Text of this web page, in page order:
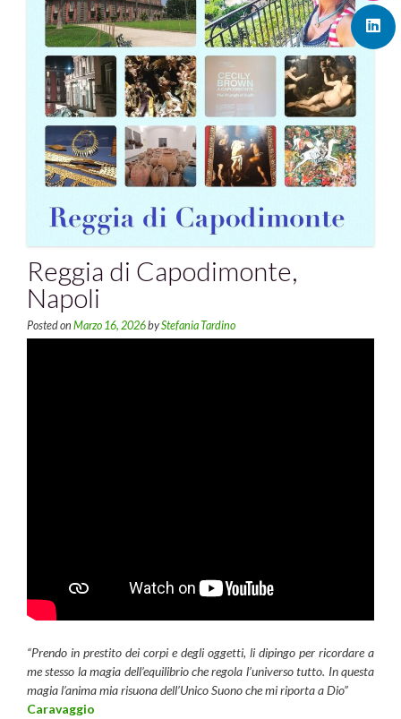
Reggia di Capodimonte,
Napoli
Posted on Marzo 16, 2026byStefania Tardino
“Prendo in prestito dei corpi e degli oggetti, li dipingo per ricordare a
me stesso la magia dell’equilibrio che regola l’universo tutto. In questa
magia l’anima mia risuona dell’Unico Suono che mi riporta a Dio”
Caravaggio